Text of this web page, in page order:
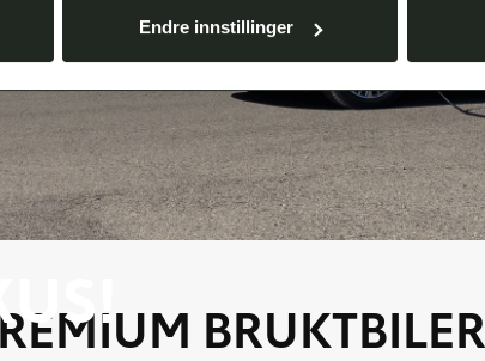
Endre innstillinger
BRUKTBILER